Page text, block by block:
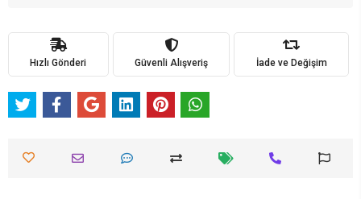
Hızlı Gönderi Güvenli Alışveriş İade ve Değişim